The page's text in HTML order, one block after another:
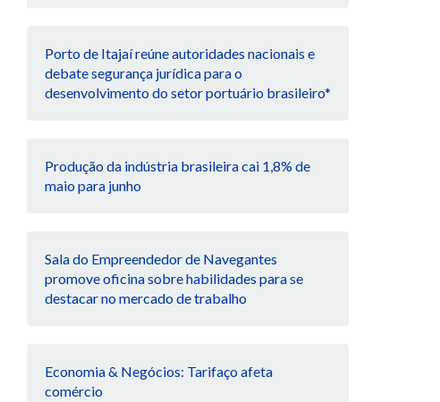
Porto de Itajaí reúne autoridades nacionais e
debate segurança jurídica para o
desenvolvimento do setor portuário brasileiro*
Produção da indústria brasileira cai 1,8% de
maio para junho
Sala do Empreendedor de Navegantes
promove oficina sobre habilidades para se
destacar no mercado de trabalho
Economia & Negócios: Tarifaço afeta
comércio